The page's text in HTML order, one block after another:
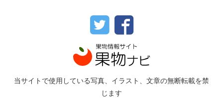
当サイトで使用している写真、イラスト、文章の無断転載を禁
じます